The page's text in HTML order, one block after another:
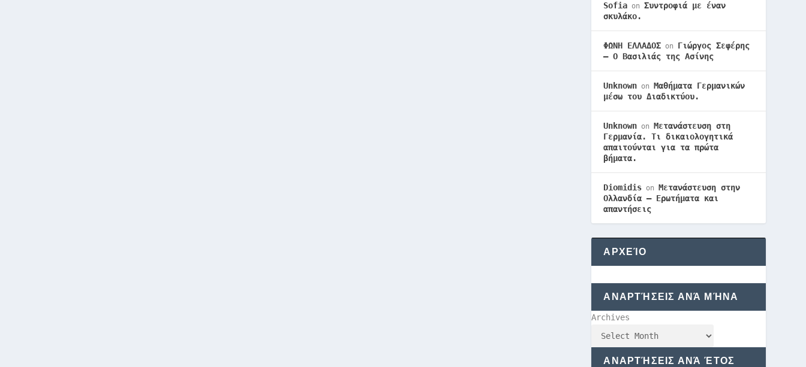
Sofia onΣυντροφιά με έναν
σκυλάκο.
ΦΩΝΗ ΕΛΛΑΔΟΣ on Γιώργος Σεφέρης
– Ο Βασιλιάς της Ασίνης
Unknown on Μαθήματα Γερμανικών
μέσω του Διαδικτύου.
Unknown on Μετανάστευση στη
Γερμανία. Τι δικαιολογητικά
απαιτούνται για τα πρώτα
βήματα.
Diomidis on Μετανάστευση στην
Ολλανδία – Ερωτήματα και
απαντήσεις
ΑΡΧΕΊΟ
ΑΝΑΡΤΉΣΕΙΣ ΑΝΆ ΜΉΝΑ
Archives
ΑΝΑΡΤΉΣΕΙΣ ΑΝΆ ΈΤΟΣ